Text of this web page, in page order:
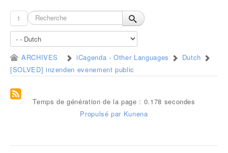
1
ARCHIVES iCagenda - Other Languages
Dutch
[SOLVED] inzenden evenement public
Temps de génération de la page : 0.178 secondes
Propulsé par Kunena